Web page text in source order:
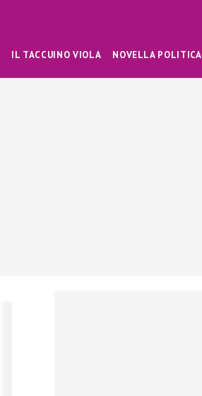
IL TACCUINO VIOLA NOVELLA POLITICA